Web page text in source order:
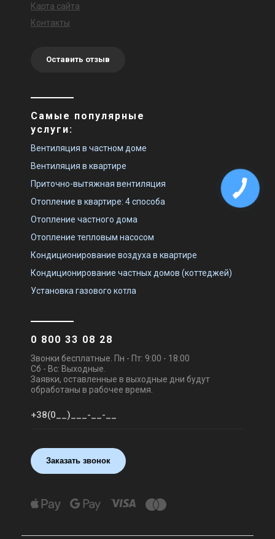
Карта сайта
Контакты
Оставить отзыв
Самые популярные
услуги:
Вентиляция в частном доме
Вентиляция в квартире
Приточно-вытяжная вентиляция
Отопление в квартире: 4 способа
Отопление частного дома
Отопление тепловым насосом
Кондиционирование воздуха в квартире
Кондиционирование частных домов (коттеджей)
Установка газового котла
0 800 33 08 28
Звонки бесплатные. Пн - Пт: 9:00 - 18:00
Сб - Вс: Выходные.
Заявки, оставленные в выходные дни будут
обработаны в рабочее время.
Заказать звонок